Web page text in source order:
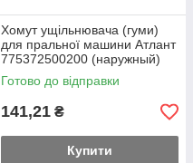
Хомут ущільнювача (гуми)
для пральної машини Атлант
775372500200 (наружный)
Готово до відправки
141,21 ₴
Купити